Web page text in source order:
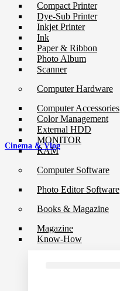
Compact Printer
Dye-Sub Printer
Inkjet Printer
Ink
Paper & Ribbon
Photo Album
Scanner
Computer Hardware
Computer Accessories
Color Management
External HDD
MONITOR
RAM
Computer Software
Photo Editor Software
Books & Magazine
Magazine
Know-How
Cinema & Vlog